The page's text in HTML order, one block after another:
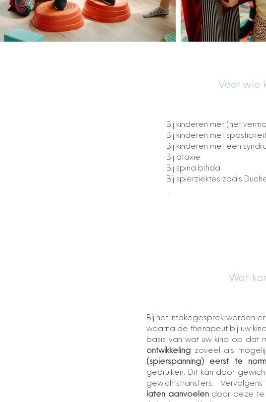
Voor wie
Bij kinderen met (het
Bij kinderen met
Bij kinderen met een
Bij ataxie
Bij spina bifida
Bij spierziektes zoals
...
Wat
Bij het intakegesprek worden
waarna de therapeut bij uw
basis van wat uw kind op dat
ontwikkeling zoveel als
(spierspanning) eerst te
gebruiken. Dit kan door
gewichtstransfers.
laten aanvoelendoor deze te